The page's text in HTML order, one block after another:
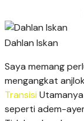
Dahlan Iskan
Saya memang
mengangkat
Transisi
seperti adem-